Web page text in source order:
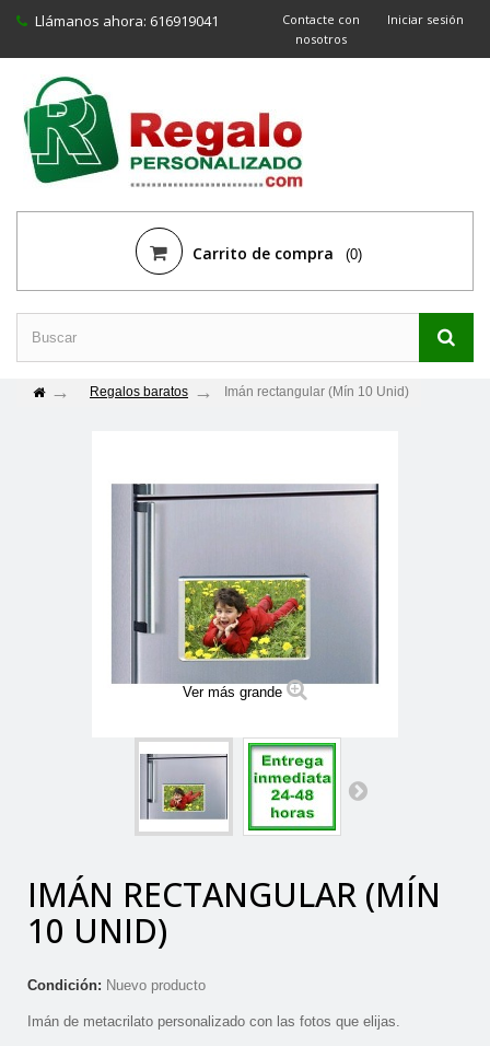
Iniciar sesión
Contacte con
nosotros
Llámanos ahora: 616919041
Carrito de compra (0)
Regalos baratos Imán rectangular (Mín 10 Unid)
Ver más grande
IMÁN RECTANGULAR (MÍN
10 UNID)
Condición: Nuevo producto
Imán de metacrilato personalizado con las fotos que elijas.